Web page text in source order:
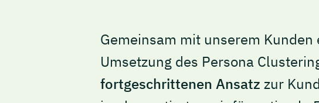
Gemeinsam mit unserem
Umsetzung des Persona
fortgeschrittenen Ansatz zur